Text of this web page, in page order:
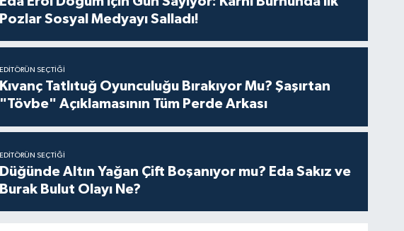
Pozlar Sosyal Medyayı Salladı!
EDITÖRÜN SEÇTIĞI
Kıvanç Tatlıtuğ Oyunculuğu Bırakıyor Mu? Şaşırtan
"Tövbe" Açıklamasının Tüm Perde Arkası
EDITÖRÜN SEÇTIĞI
Düğünde Altın Yağan Çift Boşanıyor mu? Eda Sakız ve
Burak Bulut Olayı Ne?